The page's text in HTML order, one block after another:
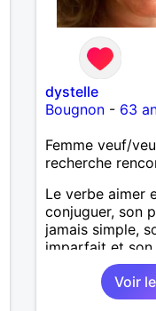
dystelle
Bougnon- 63
Femme veuf/
recherche
Le verbe aimer
conjuguer, son
jamais simple,
imparfait et
conditionnel.
Voir